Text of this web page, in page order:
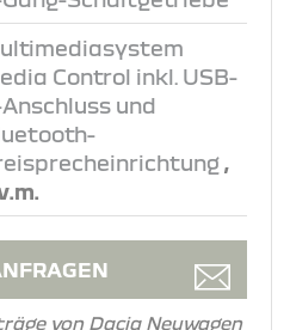
Control inkl. USB-
Anschluss und
,
von Dacia Neuwagen